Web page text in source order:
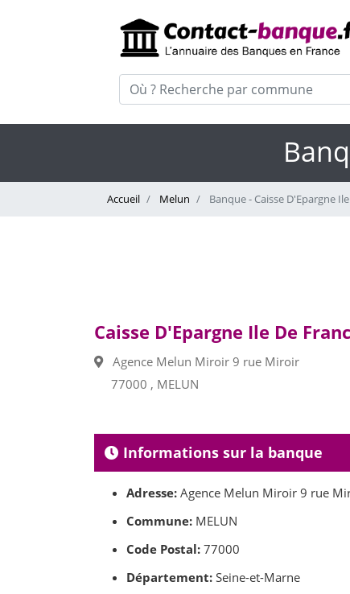
Accueil Melun Banque - Caisse D'Epargne
Caisse D'Epargne Ile De
Agence Melun Miroir 9 rue Miroir
77000 , MELUN
Informations sur la banque
Adresse: Agence Melun Miroir 9 rue
Commune: MELUN
Code Postal: 77000
Département: Seine-et-Marne